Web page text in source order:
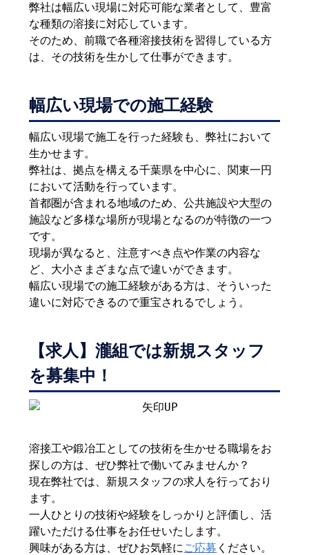
弊社は幅広い現場に対応可能な業者として、豊富
な種類の溶接に対応しています。
そのため、前職で各種溶接技術を習得している方
は、その技術を生かして仕事ができます。
幅広い現場での施工経験
幅広い現場で施工を行った経験も、弊社において
生かせます。
弊社は、拠点を構える千葉県を中心に、関東一円
において活動を行っています。
首都圏が含まれる地域のため、公共施設や大型の
施設など多様な場所が現場となるのが特徴の一つ
です。
現場が異なると、注意すべき点や作業の内容な
ど、大小さまざまな点で違いができます。
幅広い現場での施工経験がある方は、そういった
違いに対応できるので重宝されるでしょう。
【求人】瀧組では新規スタッフ
を募集中！
溶接工や鍛冶工としての技術を生かせる職場をお
探しの方は、ぜひ弊社で働いてみませんか？
現在弊社では、新規スタッフの求人を行っており
ます。
一人ひとりの技術や経験をしっかりと評価し、活
躍いただける仕事をお任せいたします。
興味がある方は、ぜひお気軽にご応募 ください。